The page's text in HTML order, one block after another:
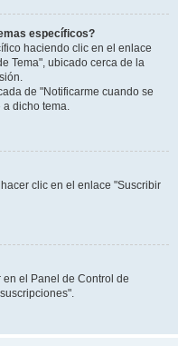
específicos?
haciendo clic en el enlace
Tema", ubicado cerca de la
de "Notificarme cuando se
dicho tema.
clic en el enlace "Suscribir
el Panel de Control de